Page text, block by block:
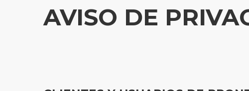
AVISO DE